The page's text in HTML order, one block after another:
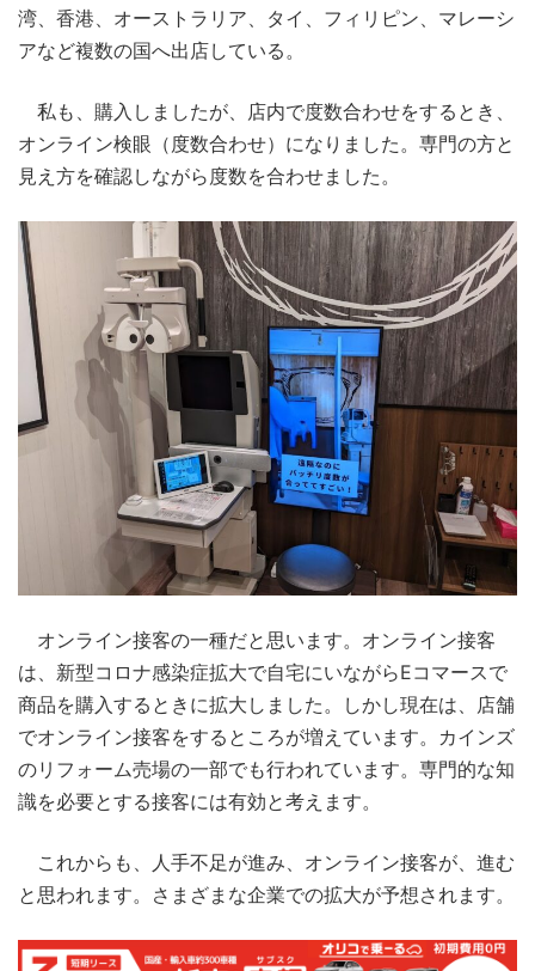
湾、香港、オーストラリア、タイ、フィリピン、マレーシ
アなど複数の国へ出店している。
私も、購入しましたが、店内で度数合わせをするとき、
オンライン検眼（度数合わせ）になりました。専門の方と
見え方を確認しながら度数を合わせました。
オンライン接客の一種だと思います。オンライン接客
は、新型コロナ感染症拡大で自宅にいながらEコマースで
商品を購入するときに拡大しました。しかし現在は、店舗
でオンライン接客をするところが増えています。カインズ
のリフォーム売場の一部でも行われています。専門的な知
識を必要とする接客には有効と考えます。
これからも、人手不足が進み、オンライン接客が、進む
と思われます。さまざまな企業での拡大が予想されます。